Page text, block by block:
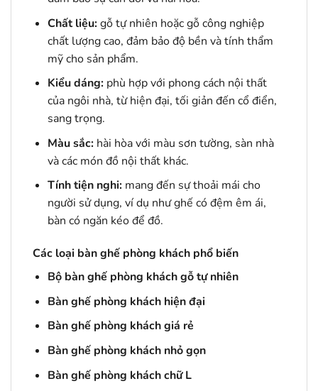
Chất liệu:gỗ tự nhiên hoặc gỗ công nghiệp
chất lượng cao, đảm bảo độ bền và tính thẩm
mỹ cho sản phẩm.
Kiểu dáng:phù hợp với phong cách nội thất
của ngôi nhà, từ hiện đại, tối giản đến cổ điển,
sang trọng.
Màu sắc:hài hòa với màu sơn tường, sàn nhà
và các món đồ nội thất khác.
Tính tiện nghi:mang đến sự thoải mái cho
người sử dụng, ví dụ như ghế có đệm êm ái,
bàn có ngăn kéo để đồ.
Các loại bàn ghế phòng khách phổ biến
Bộ bàn ghế phòng khách gỗ tự nhiên
Bàn ghế phòng khách hiện đại
Bàn ghế phòng khách giá rẻ
Bàn ghế phòng khách nhỏ gọn
Bàn ghế phòng khách chữ L